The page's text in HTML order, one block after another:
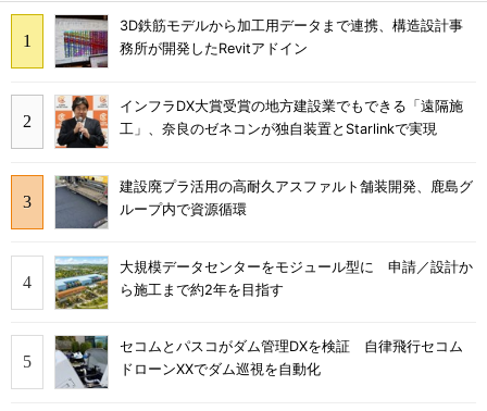
3D鉄筋モデルから加工用データまで連携、構造設計事
務所が開発したRevitアドイン
インフラDX大賞受賞の地方建設業でもできる「遠隔施
工」、奈良のゼネコンが独自装置とStarlinkで実現
建設廃プラ活用の高耐久アスファルト舗装開発、鹿島グ
ループ内で資源循環
大規模データセンターをモジュール型に 申請／設計か
ら施工まで約2年を目指す
セコムとパスコがダム管理DXを検証 自律飛行セコム
ドローンXXでダム巡視を自動化